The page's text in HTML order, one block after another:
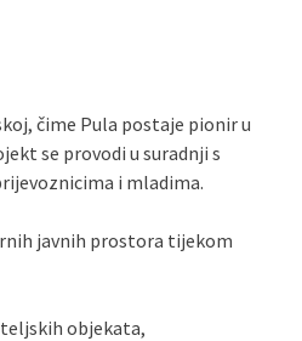
čime Pula postaje pionir u
se provodi u suradnji s
i mladima.
javnih prostora tijekom
objekata,